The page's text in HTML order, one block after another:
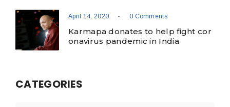
April 14, 2020 - 0 Comments
Karmapa donates to help fight cor
onavirus pandemic in India
CATEGORIES